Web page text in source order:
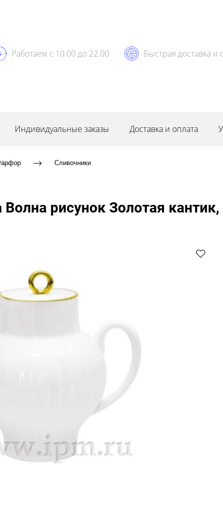
Работаем с 10.00 до 22.00 Быстрая доставка и
Индивидуальные заказы Доставка и оплата
Сливочники
рисунок Золотая